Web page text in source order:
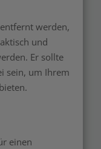
werden,
und
Er sollte
sein, um Ihrem
einen